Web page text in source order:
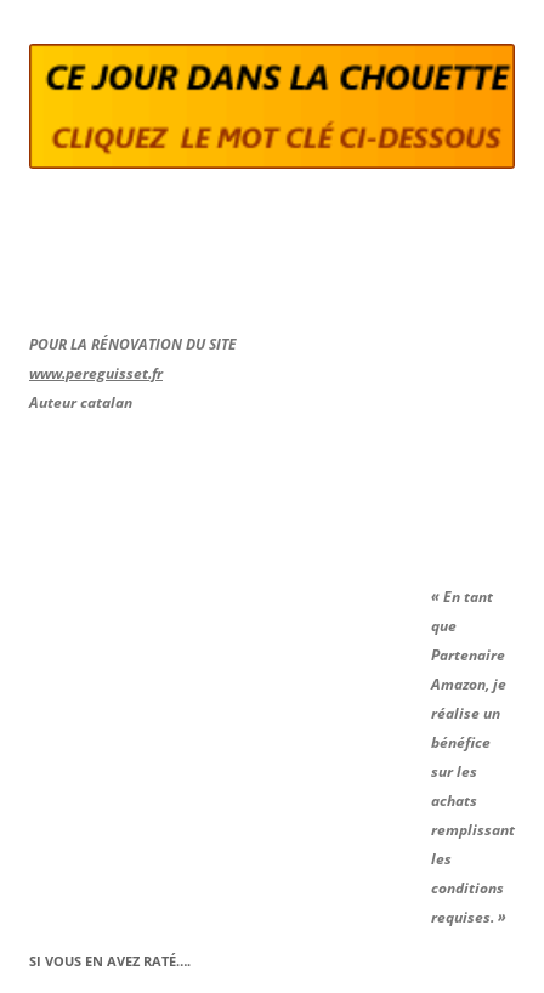
POUR LA RÉNOVATION DU SITE
www.pereguisset.fr
Auteur catalan
« En tant
que
Partenaire
Amazon, je
réalise un
bénéfice
sur les
achats
remplissant
les
conditions
requises. »
SI VOUS EN AVEZ RATÉ….